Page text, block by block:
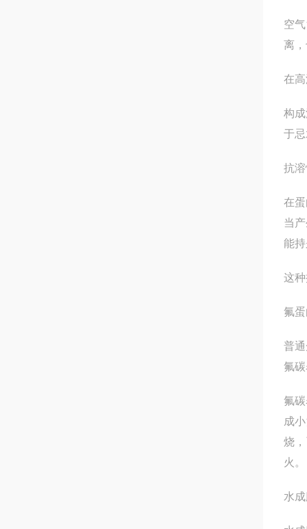
空
离
在
构
于
抗
在
当
能
这
氟
普
氟
氟
成
烧
火。
水